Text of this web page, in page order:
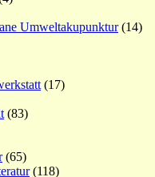
Umweltakupunktur(14)
(17)
(83)
(65)
(118)